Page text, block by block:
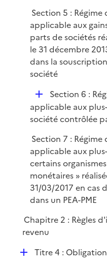
Section 5 :
applicable aux
parts de sociétés
le 31 décembre
dans la
société
D
é
p
i
e
r
Section 6 :
applicable aux
société contrôlée
Section 7 :
applicable aux
certains
monétaires »
31/03/2017 en cas
dans un PEA-PME
Chapitre 2 : Règles
revenu
DTitre 4 :